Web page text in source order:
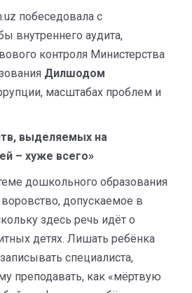
побеседовала с
внутреннего аудита,
контроля Министерства
Дилшодом
масштабах проблем и
выделяемых на
– хуже всего»
дошкольного образования
допускаемое в
здесь речь идёт о
детях. Лишать ребёнка
специалиста,
преподавать, как «мёртвую